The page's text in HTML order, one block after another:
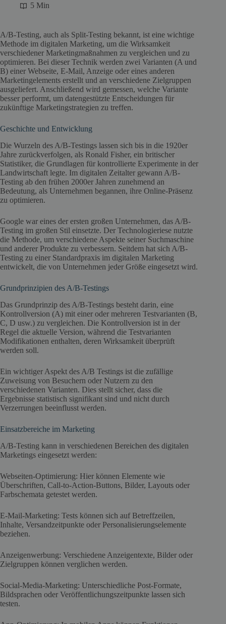
5 Min
A/B-Testing, auch als Split-Testing bekannt, ist eine wichtige
Methode im digitalen Marketing, um die Wirksamkeit
verschiedener Marketingmaßnahmen zu vergleichen und zu
optimieren. Bei dieser Technik werden zwei Varianten (A und
B) einer Webseite, E-Mail, Anzeige oder eines anderen
Marketingelements erstellt und an verschiedene Zielgruppen
ausgeliefert. Anschließend wird gemessen, welche Variante
besser performt, um datengestützte Entscheidungen für
zukünftige Marketingstrategien zu treffen.
Geschichte und Entwicklung
Die Wurzeln des A/B-Testings lassen sich bis in die 1920er
Jahre zurückverfolgen, als Ronald Fisher, ein britischer
Statistiker, die Grundlagen für kontrollierte Experimente in der
Landwirtschaft legte. Im digitalen Zeitalter gewann A/B-
Testing ab den frühen 2000er Jahren zunehmend an
Bedeutung, als Unternehmen begannen, ihre Online-Präsenz
zu optimieren.
Google war eines der ersten großen Unternehmen, das A/B-
Testing im großen Stil einsetzte. Der Technologieriese nutzte
die Methode, um verschiedene Aspekte seiner Suchmaschine
und anderer Produkte zu verbessern. Seitdem hat sich A/B-
Testing zu einer Standardpraxis im digitalen Marketing
entwickelt, die von Unternehmen jeder Größe eingesetzt wird.
Grundprinzipien des A/B-Testings
Das Grundprinzip des A/B-Testings besteht darin, eine
Kontrollversion (A) mit einer oder mehreren Testvarianten (B,
C, D usw.) zu vergleichen. Die Kontrollversion ist in der
Regel die aktuelle Version, während die Testvarianten
Modifikationen enthalten, deren Wirksamkeit überprüft
werden soll.
Ein wichtiger Aspekt des A/B Testings ist die zufällige
Zuweisung von Besuchern oder Nutzern zu den
verschiedenen Varianten. Dies stellt sicher, dass die
Ergebnisse statistisch signifikant sind und nicht durch
Verzerrungen beeinflusst werden.
Einsatzbereiche im Marketing
A/B-Testing kann in verschiedenen Bereichen des digitalen
Marketings eingesetzt werden:
Webseiten-Optimierung: Hier können Elemente wie
Überschriften, Call-to-Action-Buttons, Bilder, Layouts oder
Farbschemata getestet werden.
E-Mail-Marketing: Tests können sich auf Betreffzeilen,
Inhalte, Versandzeitpunkte oder Personalisierungselemente
beziehen.
Anzeigenwerbung: Verschiedene Anzeigentexte, Bilder oder
Zielgruppen können verglichen werden.
Social-Media-Marketing: Unterschiedliche Post-Formate,
Bildsprachen oder Veröffentlichungszeitpunkte lassen sich
testen.